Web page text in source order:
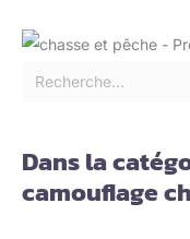
Dans la
camouflage